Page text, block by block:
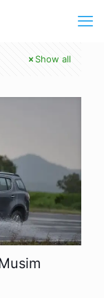
Show all